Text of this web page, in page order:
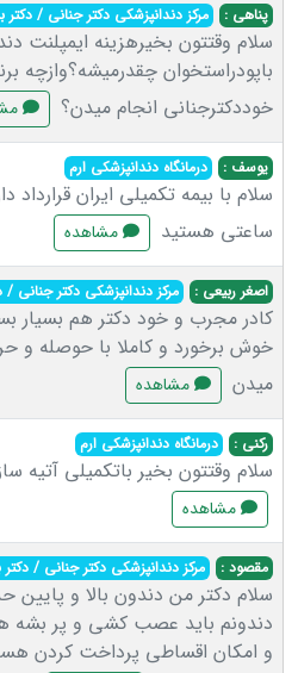
پناهی : مرکز دندانپزشکی دکتر جنانی / دکتر
باپودراستخوان چقدرمیشه؟وازچه
خوددکترجنانی انجام میدن؟
یوسف : درمانگاه دندانپزشکی ارم
ساعتی هستید
مشاهده
اصغر ربیعی : مرکز دندانپزشکی دکتر جنانی /
کادر مجرب و خود دکتر هم بسیار
خوش برخورد و کاملا با حوصله و
میدن
مشاهده
رکنی : درمانگاه دندانپزشکی ارم
سلام وقتتون بخیر باتکمیلی آتیه
مشاهده
مقصود : مرکز دندانپزشکی دکتر جنانی / دکتر
سلام دکتر من دندون بالا و
دندونم باید عصب کشی و پر بشه
و امکان اقساطی پرداخت کردن